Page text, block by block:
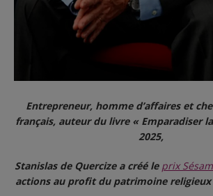
Entrepreneur, homme d’affaires et
français, auteur du livre « Emparadiser
2025,
Stanislas de Quercize a créé le prix
actions au profit du patrimoine religieux